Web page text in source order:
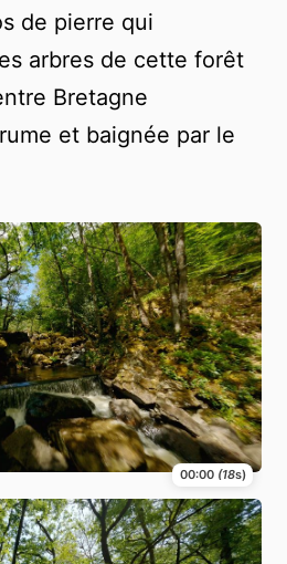
de pierre qui
arbres de cette forêt
Bretagne
et baignée par le
00:00 (18s)